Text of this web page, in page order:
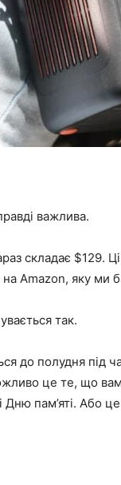
важлива.
складає $129.
Amazon, яку ми
так.
до полудня під
це те, що вам
пам’яті. Або